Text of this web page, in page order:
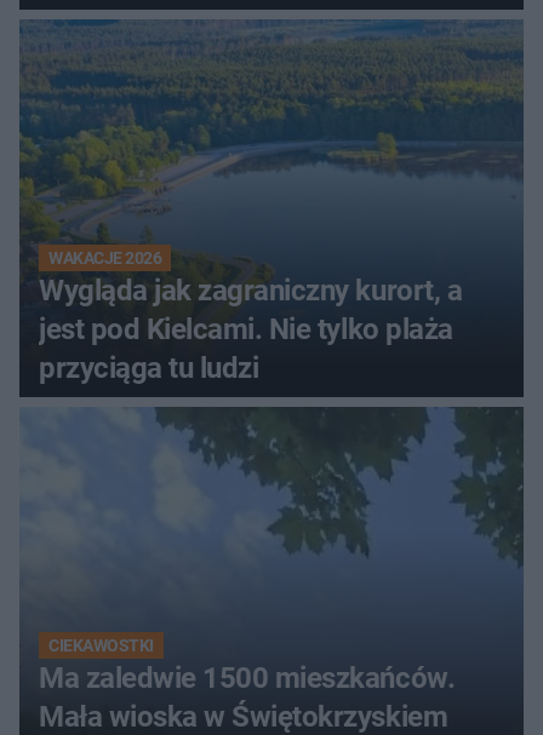
innego
WAKACJE 2026
Wygląda jak zagraniczny kurort, a
jest pod Kielcami. Nie tylko plaża
przyciąga tu ludzi
CIEKAWOSTKI
Ma zaledwie 1500 mieszkańców.
Mała wioska w Świętokrzyskiem